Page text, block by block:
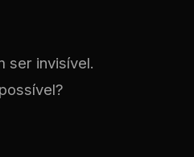
ser invisível.